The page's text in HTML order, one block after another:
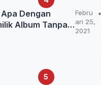
Dengan
Album Tanpa
Febru
ari 25,
2021